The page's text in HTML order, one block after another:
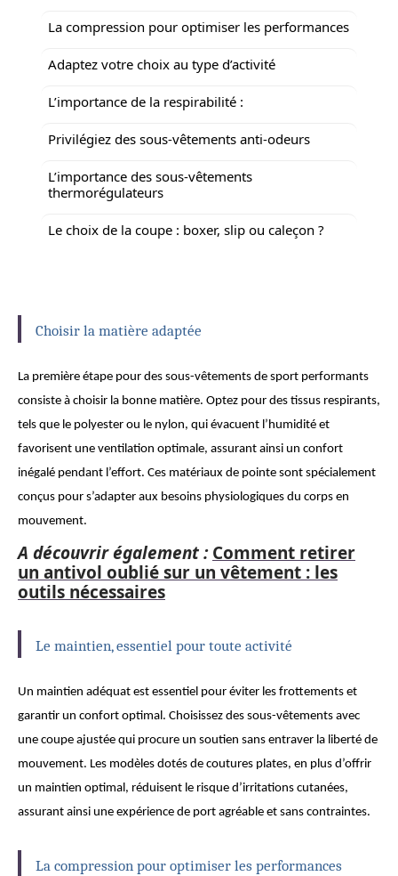
La compression pour optimiser les performances
Adaptez votre choix au type d’activité
L’importance de la respirabilité :
Privilégiez des sous-vêtements anti-odeurs
L’importance des sous-vêtements
thermorégulateurs
Le choix de la coupe : boxer, slip ou caleçon ?
Choisir la matière adaptée
La première étape pour des sous-vêtements de sport performants
consiste à choisir la bonne matière. Optez pour des tissus respirants,
tels que le polyester ou le nylon, qui évacuent l’humidité et
favorisent une ventilation optimale, assurant ainsi un confort
inégalé pendant l’effort. Ces matériaux de pointe sont spécialement
conçus pour s’adapter aux besoins physiologiques du corps en
mouvement.
A découvrir également : Comment retirer
un antivol oublié sur un vêtement : les
outils nécessaires
Le maintien, essentiel pour toute activité
Un maintien adéquat est essentiel pour éviter les frottements et
garantir un confort optimal. Choisissez des sous-vêtements avec
une coupe ajustée qui procure un soutien sans entraver la liberté de
mouvement. Les modèles dotés de coutures plates, en plus d’offrir
un maintien optimal, réduisent le risque d’irritations cutanées,
assurant ainsi une expérience de port agréable et sans contraintes.
La compression pour optimiser les performances